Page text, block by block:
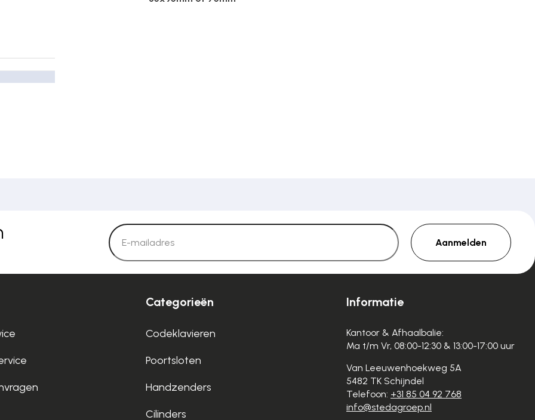
Aanmelden
Categorieën
Codeklavieren
Poortsloten
Handzenders
Cilinders
Informatie
Kantoor & Afhaalbalie:
Ma t/m Vr, 08:00-12:30 & 13:00-17:00 uur
Van Leeuwenhoekweg 5A
5482 TK Schijndel
Telefoon: +31 85 04 92 768
info@stedagroep.nl